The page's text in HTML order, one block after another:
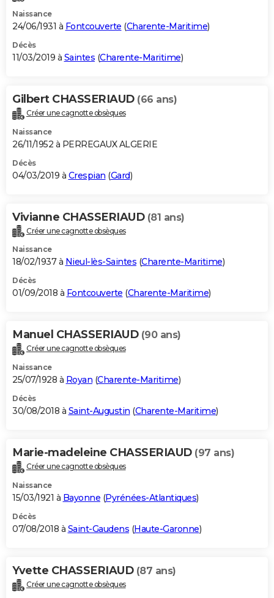
Naissance
24/06/1931 à Fontcouverte (Charente-Maritime)
Décès
11/03/2019 à Saintes (Charente-Maritime)
Gilbert CHASSERIAUD (66 ans)
Créer une cagnotte obsèques
Naissance
26/11/1952 à PERREGAUX ALGERIE
Décès
04/03/2019 à Crespian (Gard)
Vivianne CHASSERIAUD (81 ans)
Créer une cagnotte obsèques
Naissance
18/02/1937 à Nieul-lès-Saintes (Charente-Maritime)
Décès
01/09/2018 à Fontcouverte (Charente-Maritime)
Manuel CHASSERIAUD (90 ans)
Créer une cagnotte obsèques
Naissance
25/07/1928 à Royan (Charente-Maritime)
Décès
30/08/2018 à Saint-Augustin (Charente-Maritime)
Marie-madeleine CHASSERIAUD (97 ans)
Créer une cagnotte obsèques
Naissance
15/03/1921 à Bayonne (Pyrénées-Atlantiques)
Décès
07/08/2018 à Saint-Gaudens (Haute-Garonne)
Yvette CHASSERIAUD (87 ans)
Créer une cagnotte obsèques